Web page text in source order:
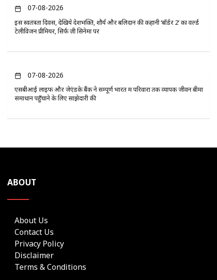
07-08-2026
इस स्वतंत्रता दिवस, देखिये देशभक्ति, शौर्य और बलिदान की कहानी ‘बॉर्डर 2’ का वर्ल्ड
टेलीविजन प्रीमियर, सिर्फ ज़ी सिनेमा पर
07-08-2026
एसबीआई लाइफ और जेएंडके बैंक ने सम्पूर्ण भारत में परिवारों तक व्यापक जीवन बीमा
समाधान पहुँचाने के लिए साझेदारी की
ABOUT
About Us
Contact Us
Privacy Policy
Disclaimer
Terms & Conditions